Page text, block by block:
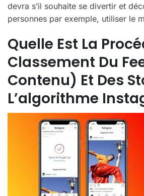
devra s’il souhaite se divertir et
personnes par exemple, utiliser le
Quelle Est La
Classement Du
Contenu) Et Des
L’algorithme